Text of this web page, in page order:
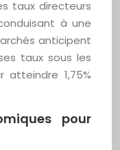
taux directeurs
à une
anticipent
taux sous les
atteindre 1,75%
pour